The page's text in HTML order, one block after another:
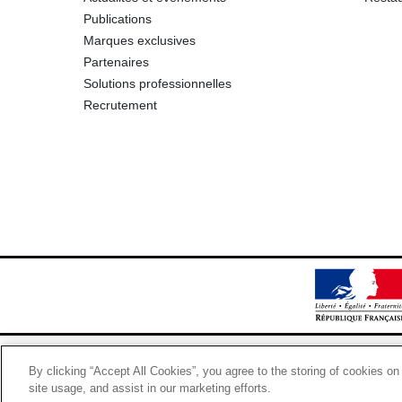
Publications
Marques exclusives
Partenaires
Solutions professionnelles
Recrutement
By clicking “Accept All Cookies”, you agree to the storing of cookies
site usage, and assist in our marketing efforts.